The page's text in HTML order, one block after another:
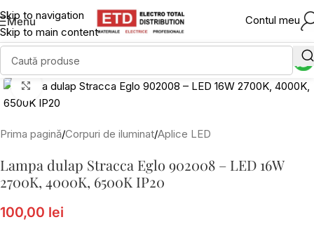
Skip to navigation
Skip to main content
Menu Contul meu
Click to enlarge
Prima pagină/Corpuri de iluminat/Aplice LED
Lampa dulap Stracca Eglo 902008 – LED 16W
2700K, 4000K, 6500K IP20
100,00 lei